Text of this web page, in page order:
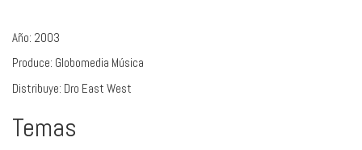
Año: 2003
Produce: Globomedia Música
Distribuye: Dro East West
Temas